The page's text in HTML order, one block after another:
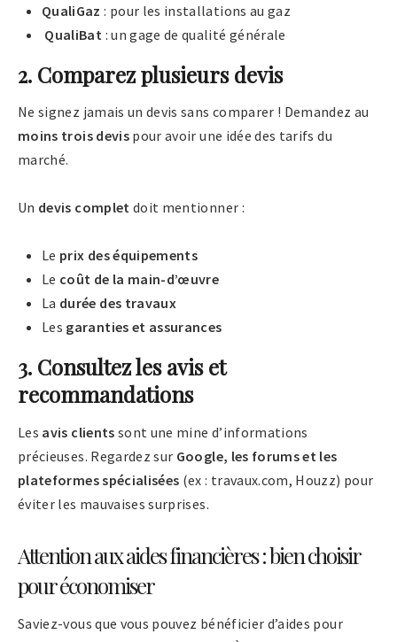
QualiGaz : pour les installations au gaz
QualiBat : un gage de qualité générale
2. Comparez plusieurs devis
Ne signez jamais un devis sans comparer ! Demandez au
moins trois devispour avoir une idée des tarifs du
marché.
Un devis complet doit mentionner :
Le prix des équipements
Le coût de la main-d’œuvre
La durée des travaux
Les garanties et assurances
3. Consultez les avis et
recommandations
Les avis clients sont une mine d’informations
précieuses. Regardez sur Google, les forums et les
plateformes spécialisées (ex : travaux.com, Houzz) pour
éviter les mauvaises surprises.
Attention aux aides financières : bien choisir
pour économiser
Saviez-vous que vous pouvez bénéficier d’aides pour